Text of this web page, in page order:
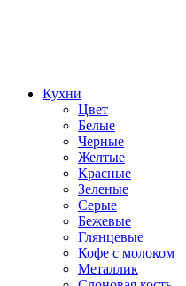
Кухни
Цвет
Белые
Черные
Желтые
Красные
Зеленые
Серые
Бежевые
Глянцевые
Кофе с молоком
Металлик